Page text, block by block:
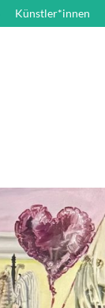
Künstler*innen